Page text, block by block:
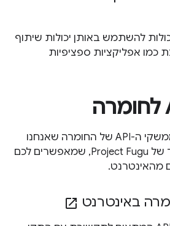
להשתמש באותן יכולות שיתוף
כמו אפליקציות ספציפיות
כדאי לכם להכיר את ממשקי ה-API של החומרה שאנחנו
עובדים עליהם בהקשר של Project Fugu, שמאפשרים לכם
מהאינטרנט.
באינטרנט open_in_new